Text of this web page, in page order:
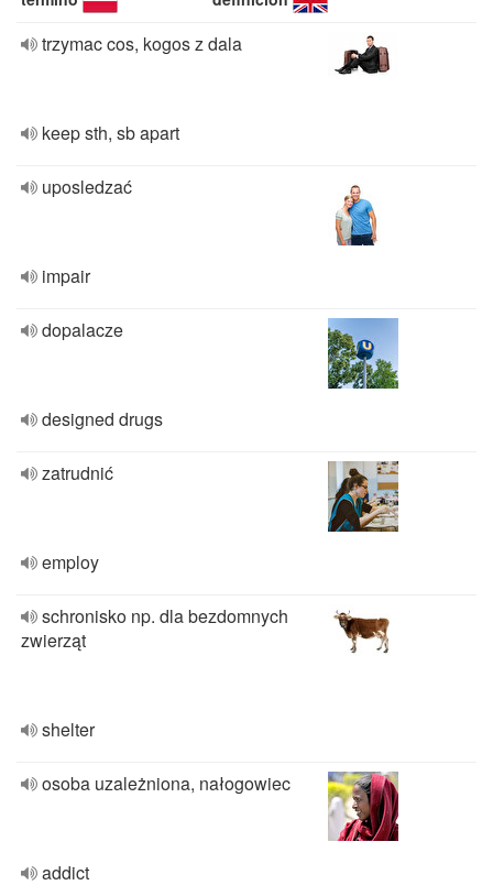
trzymac cos, kogos z dala
keep sth, sb apart
uposledzać
impair
dopalacze
designed drugs
zatrudnić
employ
schronisko np. dla bezdomnych
zwierząt
shelter
osoba uzależniona, nałogowiec
addict